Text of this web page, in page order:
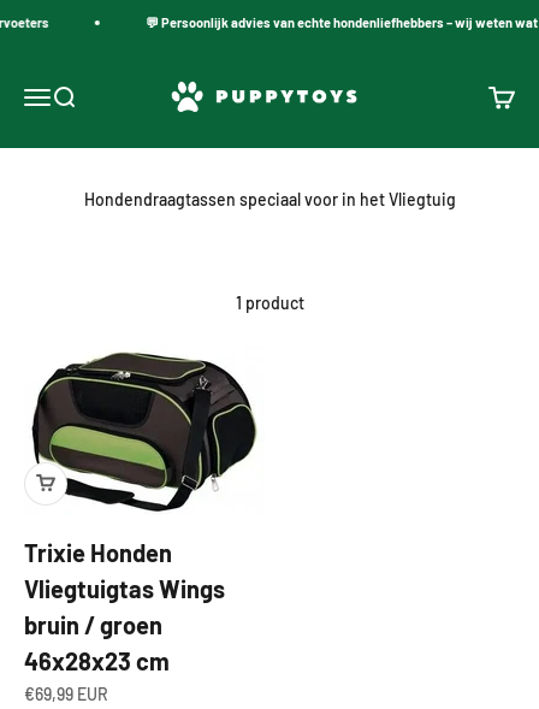
💬 Persoonlijk advies van echte hondenliefhebbers – wij weten
Navigatiemenu openen
Zoeken openen
PuppyToys.nl
Hondendraagtassen speciaal voor in het Vliegtuig
1 product
Trixie Honden
Vliegtuigtas Wings
bruin / groen
46x28x23 cm
Aanbiedingsprijs
€69,99 EUR